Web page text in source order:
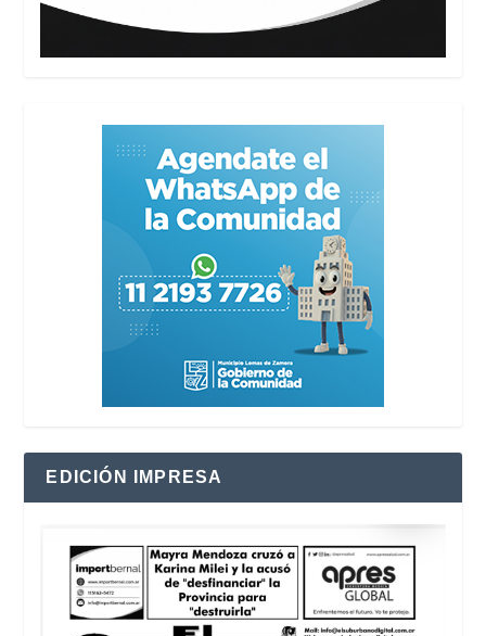
EDICIÓN IMPRESA